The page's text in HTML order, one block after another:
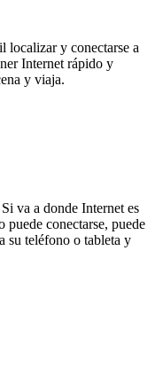
localizar y conectarse a
Internet rápido y
y viaja.
va a donde Internet es
puede conectarse, puede
su teléfono o tableta y